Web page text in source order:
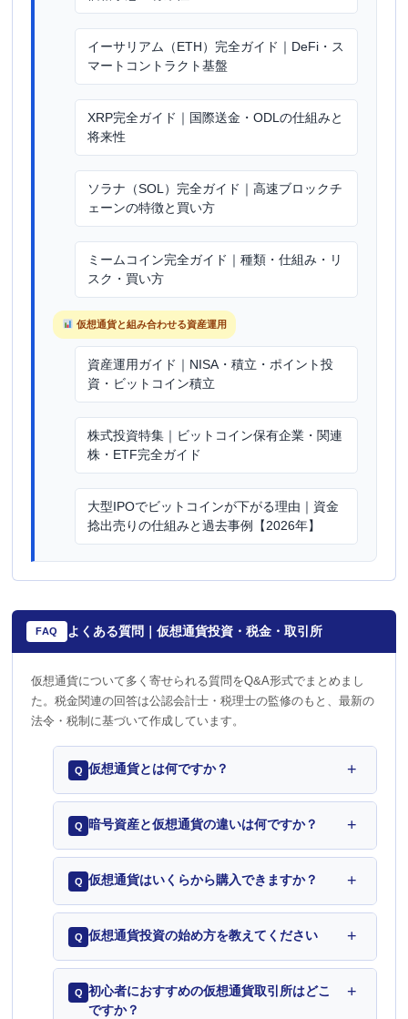
イーサリアム（ETH）完全ガイド｜DeFi・ス
マートコントラクト基盤
XRP完全ガイド｜国際送金・ODLの仕組みと
将来性
ソラナ（SOL）完全ガイド｜高速ブロックチ
ェーンの特徴と買い方
ミームコイン完全ガイド｜種類・仕組み・リ
スク・買い方
仮想通貨と組み合わせる資産運用
資産運用ガイド｜NISA・積立・ポイント投
資・ビットコイン積立
株式投資特集｜ビットコイン保有企業・関連
株・ETF完全ガイド
大型IPOでビットコインが下がる理由｜資金
捻出売りの仕組みと過去事例【2026年】
FAQ よくある質問｜仮想通貨投資・税金・取引所
仮想通貨について多く寄せられる質問をQ&A形式でまとめまし
た。税金関連の回答は公認会計士・税理士の監修のもと、最新の
法令・税制に基づいて作成しています。
Q 仮想通貨とは何ですか？ +
Q 暗号資産と仮想通貨の違いは何ですか？ +
Q 仮想通貨はいくらから購入できますか？ +
Q 仮想通貨投資の始め方を教えてください +
Q
初心者におすすめの仮想通貨取引所はどこ
ですか？
+